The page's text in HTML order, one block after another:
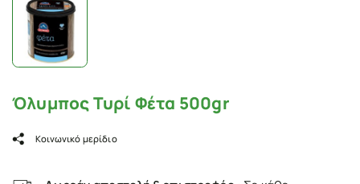
Όλυμπος Τυρί Φέτα 500gr
Κοινωνικό μερίδιο